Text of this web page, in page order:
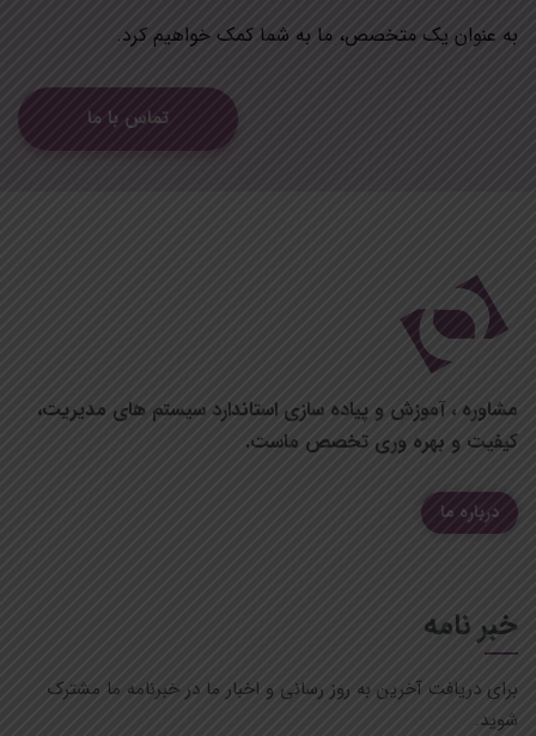
به عنوان یک متخصص، ما به شما کمک خواهیم کرد.
تماس با ما
مشاوره ، آموزش و پیاده سازی استاندارد سيستم های مديريت،
کیفیت و بهره وری تخصص ماست.
درباره ما
خبر نامه
برای دریافت آخرین به روز رسانی و اخبار ما در خبرنامه ما مشترک
شوید.